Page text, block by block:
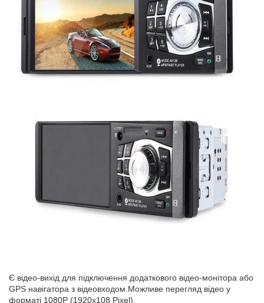
Є відео-вихід для підключення додаткового відео-монітора або
GPS навігатора з відеовходом.Можливе перегляд відео у
форматі 1080P (1920x108 Pixel).